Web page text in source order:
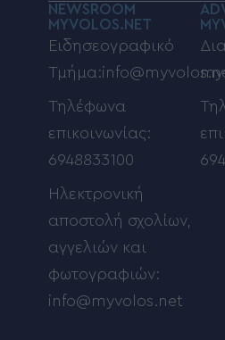
NEWSROOM
MYVOLOS.NET
Ειδησεογραφικό
Τηλέφωνα
επικοινωνίας:
6948833100
Ηλεκτρονική
αποστολή σχολίων,
αγγελιών και
φωτογραφιών:
info@myvolos.net